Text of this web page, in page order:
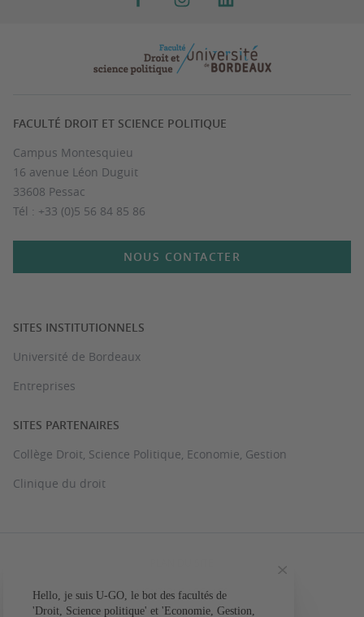
FACULTÉ DROIT ET SCIENCE POLITIQUE
Campus Montesquieu
16 avenue Léon Duguit
33608 Pessac
Tél : +33 (0)5 56 84 85 86
NOUS CONTACTER
SITES INSTITUTIONNELS
Université de Bordeaux
Entreprises
SITES PARTENAIRES
Collège Droit, Science Politique, Economie, Gestion
Clinique du droit
MENTIONS LÉGALES
Hello, je suis U-GO, le bot des facultés de
'Droit, Science politique' et 'Economie, Gestion,